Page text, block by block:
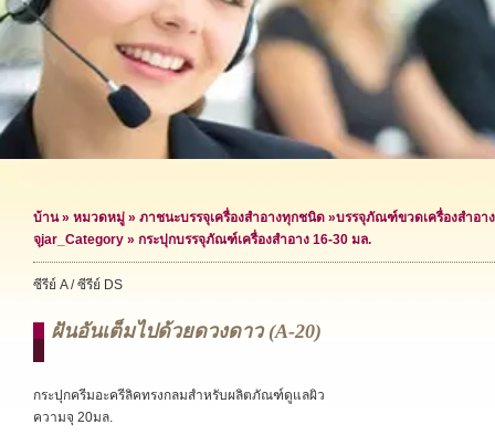
บ้าน» หมวดหมู่ » ภาชนะบรรจุเครื่องสำอางทุกชนิด »บรรจุภัณฑ์ขวดเครื่องสำอาง
จุjar_Category » กระปุกบรรจุภัณฑ์เครื่องสำอาง 16-30 มล.
ซีรีย์ A / ซีรีย์ DS
ฝันอันเต็มไปด้วยดวงดาว (a-20)
กระปุกครีมอะครีลิคทรงกลมสำหรับผลิตภัณฑ์ดูแลผิว
ความจุ 20มล.